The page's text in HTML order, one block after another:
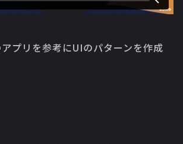
プリを参考にUIのパターンを作成